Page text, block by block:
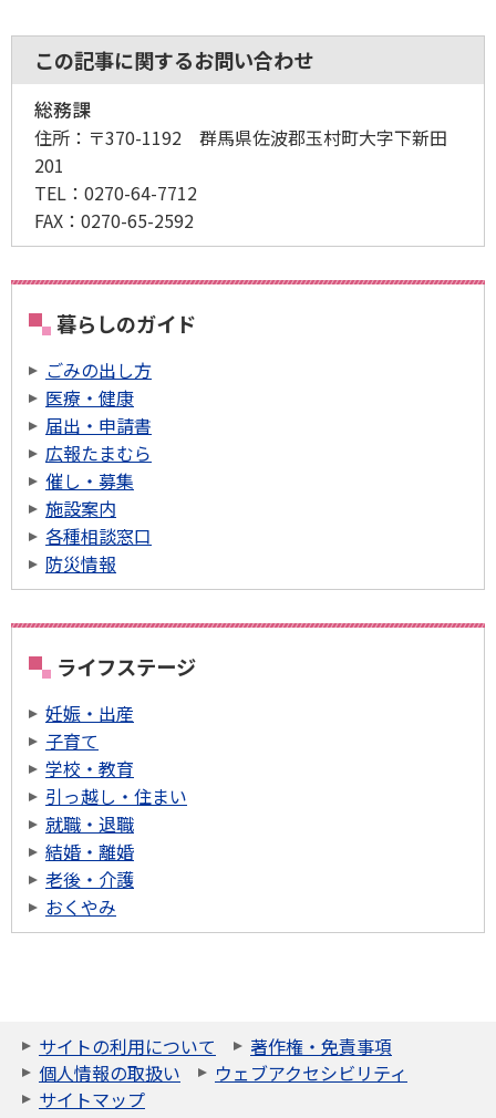
この記事に関するお問い合わせ
総務課
住所： 〒370-1192 群馬県佐波郡玉村町大字下新田
201
TEL： 0270-64-7712
FAX： 0270-65-2592
暮らしのガイド
ごみの出し方
医療・健康
届出・申請書
広報たまむら
催し・募集
施設案内
各種相談窓口
防災情報
ライフステージ
妊娠・出産
子育て
学校・教育
引っ越し・住まい
就職・退職
結婚・離婚
老後・介護
おくやみ
サイトの利用について
著作権・免責事項
個人情報の取扱い
ウェブアクセシビリティ
サイトマップ